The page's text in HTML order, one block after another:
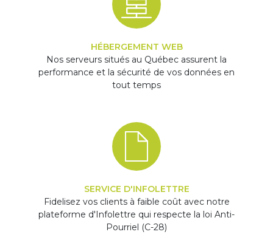
HÉBERGEMENT WEB
Nos serveurs situés au Québec assurent la
performance et la sécurité de vos données en
tout temps
SERVICE D'INFOLETTRE
Fidelisez vos clients à faible coût avec notre
plateforme d'Infolettre qui respecte la loi Anti-
Pourriel (C-28)